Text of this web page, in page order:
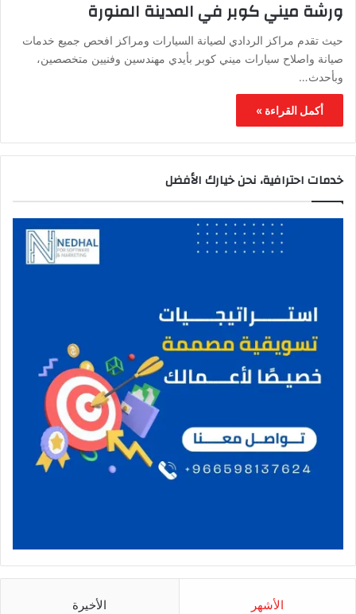
ورشة ميني كوبر في المدينة المنورة
حيث تقدم مراكز الردادي لصيانة السيارات ومراكز افحص جميع خدمات
صيانة واصلاح سيارات ميني كوبر بأيدي مهندسين وفنيين متخصصين،
وبأحدث…
أكمل القراءة »
خدمات احترافية، نحن خيارك الأفضل
الأشهر الأخيرة